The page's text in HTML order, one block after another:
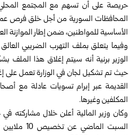
حريصة على أن تسهم مع المجتمع
المحافظات السورية من أجل خلق فرص
الأساسية للمواطنين، ضمن إطار الموازنة
وفيما يتعلق بملف التهرب الضريبي العالق
الوزير برنية أنه سيتم إغلاق هذا الملف
حيث تم تشكيل لجان في الوزارة تعمل على
القديمة عبر إبرام تسويات عادلة مع
المكلفين وغيرها.
وكان وزير المالية أعلن خلال مشاركته
السبت الماضي